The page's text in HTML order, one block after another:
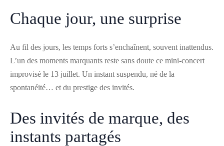
Chaque jour, une surprise
Au fil des jours, les temps forts s’enchaînent, souvent inattendus.
L’un des moments marquants reste sans doute ce mini-concert
improvisé le 13 juillet. Un instant suspendu, né de la
spontanéité… et du prestige des invités.
Des invités de marque, des
instants partagés